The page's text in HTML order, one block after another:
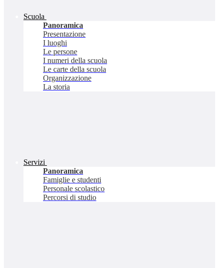
Scuola
Panoramica
Presentazione
I luoghi
Le persone
I numeri della scuola
Le carte della scuola
Organizzazione
La storia
Servizi
Panoramica
Famiglie e studenti
Personale scolastico
Percorsi di studio